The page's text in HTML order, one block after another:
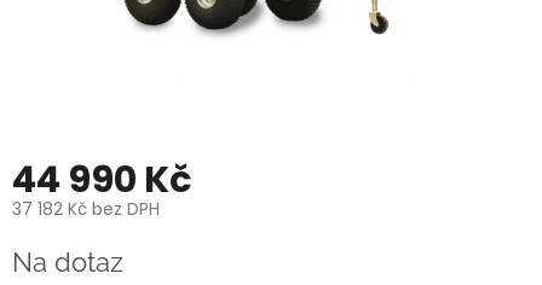
44 990 Kč
37 182 Kč bez DPH
cena:
Na dotaz